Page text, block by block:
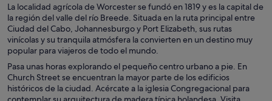
La localidad agrícola de Worcester se fundó en 1819 y es la capital de
la región del valle del río Breede. Situada en la ruta principal entre
Ciudad del Cabo, Johannesburgo y Port Elizabeth, sus rutas
vinícolas y su tranquila atmósfera la convierten en un destino muy
popular para viajeros de todo el mundo.
Pasa unas horas explorando el pequeño centro urbano a pie. En
Church Street se encuentran la mayor parte de los edificios
históricos de la ciudad. Acércate a la iglesia Congregacional para